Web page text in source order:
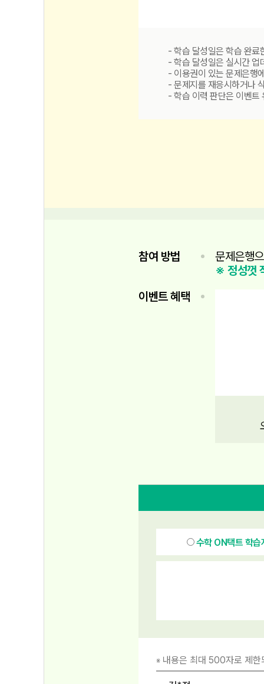
- 학습 달성일은 학습 완료
- 학습 달성일은 실시간 업
- 이용권이 있는 문제은행
- 문제지를 재응시하거나
- 학습 이력 판단은 이벤트
참여 방법
문제은행
※ 정성껏
이벤트 혜택
수학 ON택트 학습